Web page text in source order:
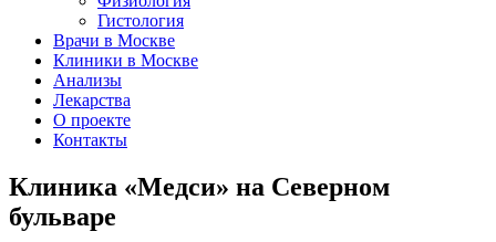
Гистология
Врачи в Москве
Клиники в Москве
Анализы
Лекарства
О проекте
Контакты
Клиника «Медси» на Северном
бульваре